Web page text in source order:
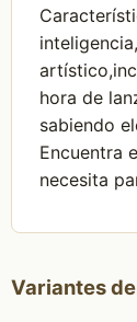
hora de
sabiendo
Encuentra
necesita
Variantes